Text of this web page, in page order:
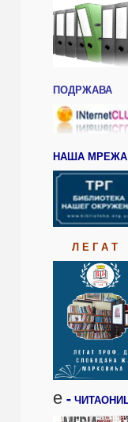
ПОДРЖАВА
НАША МРЕЖА
Л Е Г А Т
е-